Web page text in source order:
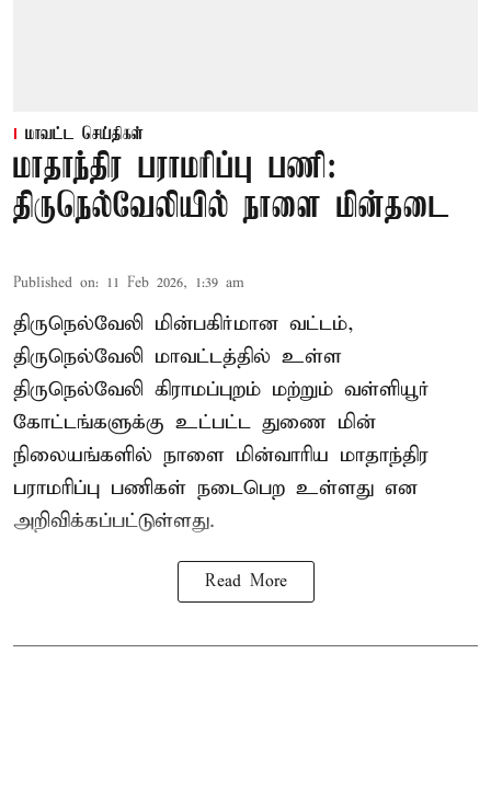
மாவட்ட செய்திகள்
மாதாந்திர பராமரிப்பு பணி:
திருநெல்வேலியில் நாளை மின்தடை
Published on: 11 Feb 2026, 1:39 am
திருநெல்வேலி மின்பகிர்மான வட்டம்,
திருநெல்வேலி மாவட்டத்தில் உள்ள
திருநெல்வேலி கிராமப்புறம் மற்றும் வள்ளியூர்
கோட்டங்களுக்கு உட்பட்ட துணை மின்
நிலையங்களில் நாளை மின்வாரிய மாதாந்திர
பராமரிப்பு பணிகள் நடைபெற உள்ளது என
அறிவிக்கப்பட்டுள்ளது.
Read More